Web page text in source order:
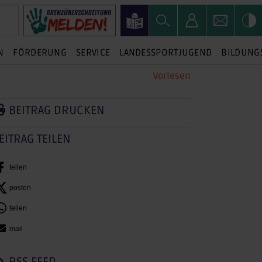
FÖRDERUNG SERVICE LANDESSPORTJUGEND
Vorlesen
BEITRAG DRUCKEN
TEILEN
teilen
posten
teilen
mail